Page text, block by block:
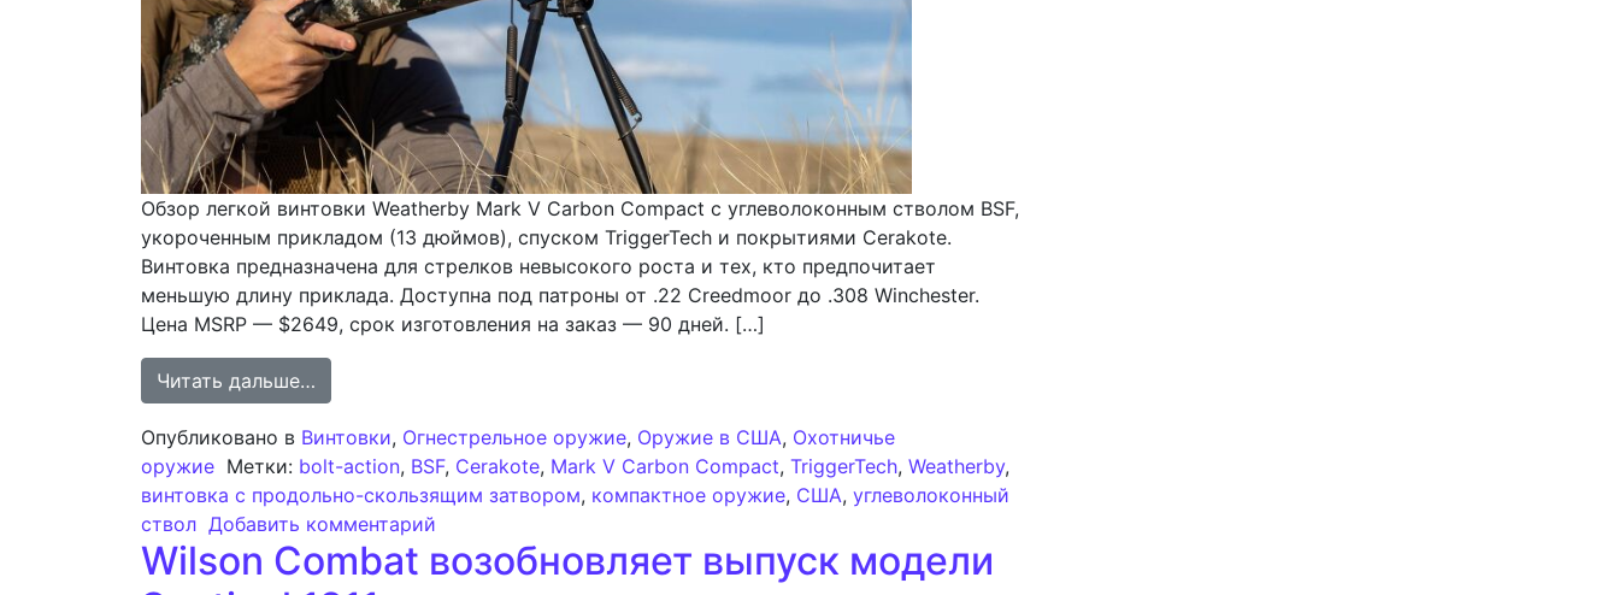
Обзор легкой винтовки Weatherby Mark V Carbon Compact с углеволоконным стволом BSF,
укороченным прикладом (13 дюймов), спуском TriggerTech и покрытиями Cerakote.
Винтовка предназначена для стрелков невысокого роста и тех, кто предпочитает
меньшую длину приклада. Доступна под патроны от .22 Creedmoor до .308 Winchester.
Цена MSRP — $2649, срок изготовления на заказ — 90 дней. […]
Читать дальше…
Опубликовано в Винтовки, Огнестрельное оружие, Оружие в США, Охотничье
оружие Метки: bolt-action, BSF, Cerakote, Mark V Carbon Compact, TriggerTech, Weatherby,
винтовка с продольно-скользящим затвором, компактное оружие, США, углеволоконный
ствол Добавить комментарий
Wilson Combat возобновляет выпуск модели